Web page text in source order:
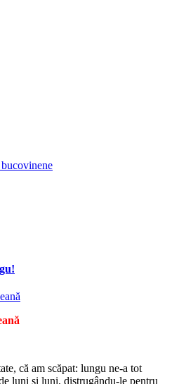
că am scăpat: lungu ne-a tot
luni şi luni, distrugându-le pentru